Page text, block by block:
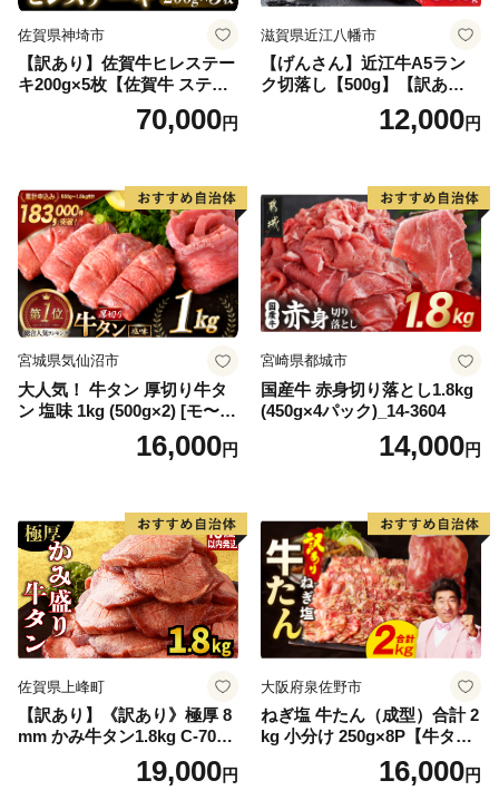
佐賀県神埼市
【訳あり】佐賀牛ヒレステー
キ200g×5枚【佐賀牛 ステー
キ ブランド肉 ヒレ肉 フィレ
肉 ジューシー ヘルシー】(H0
70,000円
滋賀県近江八幡市
【げんさん】近江牛A5ラン
ク切落し【500g】【訳あり】
12,000円
宮城県気仙沼市
大人気！ 牛タン 厚切り牛タ
ン 塩味 1kg (500g×2) [モ〜ラ
ンド 宮城県 気仙沼市 205646
60] 肉 牛肉 精肉 牛たん 牛タ
厚切り タン
16,000円
宮崎県都城市
国産牛 赤身切り落とし1.8kg
(450g×4パック)_14-3604
14,000円
佐賀県上峰町
【訳あり】《訳あり》極厚 8
mm かみ牛タン1.8kg C-709-
19,000円
大阪府泉佐野市
ねぎ塩 牛たん（成型）合計 2
kg 小分け 250g×8P【牛タン
牛肉 焼肉用 薄切り 訳あり サ
16,000円